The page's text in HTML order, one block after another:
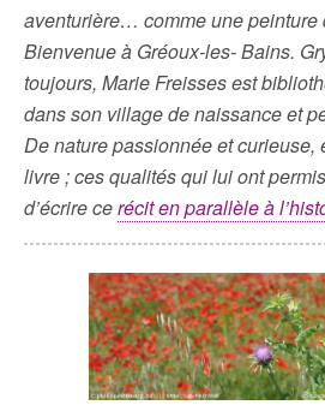
aventurière… comme une peinture
Bienvenue à Gréoux-les- Bains.
toujours, Marie Freisses est
dans son village de naissance et
De nature passionnée et curieuse,
livre ; ces qualités qui lui ont
d’écrire cerécit en parallèle à